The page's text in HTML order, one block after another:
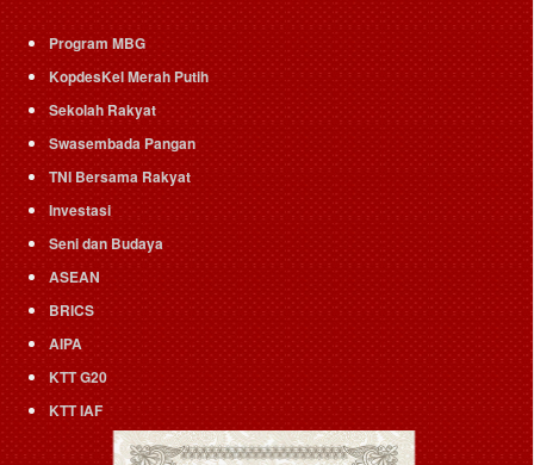
Program MBG
KopdesKel Merah Putih
Sekolah Rakyat
Swasembada Pangan
TNI Bersama Rakyat
Investasi
Seni dan Budaya
ASEAN
BRICS
AIPA
KTT G20
KTT IAF